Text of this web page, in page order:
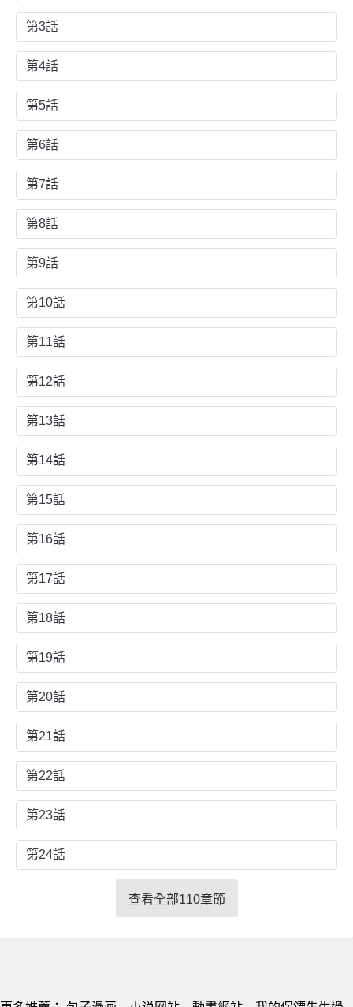
第3話
第4話
第5話
第6話
第7話
第8話
第9話
第10話
第11話
第12話
第13話
第14話
第15話
第16話
第17話
第18話
第19話
第20話
第21話
第22話
第23話
第24話
查看全部110章節